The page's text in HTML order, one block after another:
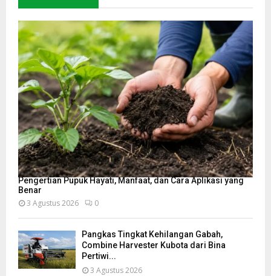
Pengertian Pupuk Hayati, Manfaat, dan Cara Aplikasi yang
Benar
3 Agustus 2026 0
Pangkas Tingkat Kehilangan Gabah,
Combine Harvester Kubota dari Bina
Pertiwi...
3 Agustus 2026